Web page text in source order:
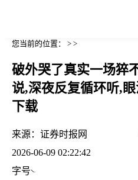
您当前的位置： > >
破外哭了真实一场猝
说,深夜反复循环听,
下载
来源： 证券时报网
2026-06-09 02:22:42
字号